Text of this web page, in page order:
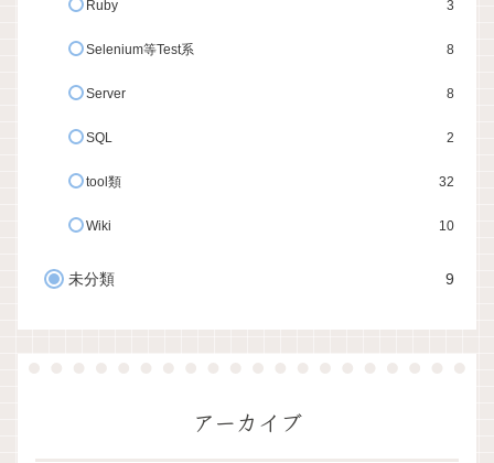
Ruby 3
Selenium等Test系 8
Server 8
SQL 2
tool類 32
Wiki 10
未分類 9
アーカイブ